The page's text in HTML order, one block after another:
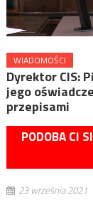
WIADOMOŚCI
Dyrektor CIS:
jego
przepisami
PODOBA CI
23 września 2021